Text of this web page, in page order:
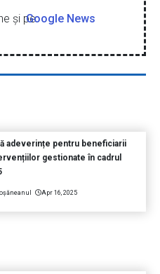
şi peGoogle News
adeverințe pentru beneficiarii
gestionate în cadrul
Apr 16, 2025